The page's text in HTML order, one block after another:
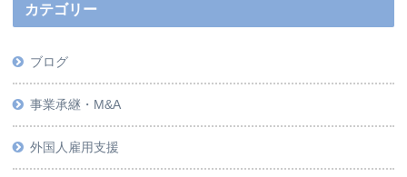
カテゴリー
ブログ
事業承継・M&A
外国人雇用支援